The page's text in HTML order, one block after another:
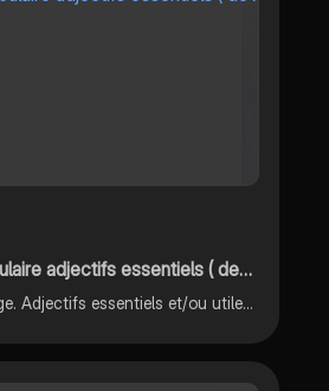
adjectifs essentiels ( de A à F )
Anglais, 4e, collège. Adjectifs essentiels et/ou utiles à connaître (entièrement ou pas) dans une discussion ou autre. Source : ispeakspokespoken.com, Les 200 adjectifs les plus utiles en anglais. (Petite faute sur la fiche dsl)